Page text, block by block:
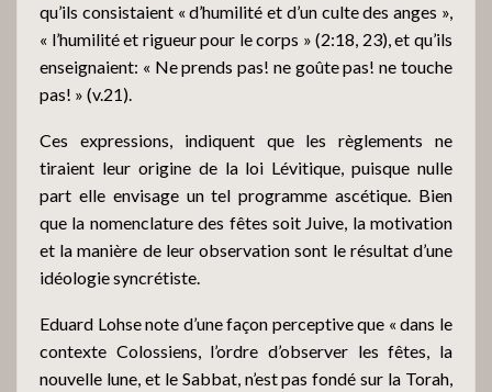
qu’ils consistaient « d’humilité et d’un culte des anges »,
« l’humilité et rigueur pour le corps » (2:18, 23), et qu’ils
enseignaient: « Ne prends pas! ne goûte pas! ne touche
pas! » (v.21).
Ces expressions, indiquent que les règlements ne
tiraient leur origine de la loi Lévitique, puisque nulle
part elle envisage un tel programme ascétique. Bien
que la nomenclature des fêtes soit Juive, la motivation
et la manière de leur observation sont le résultat d’une
idéologie syncrétiste.
Eduard Lohse note d’une façon perceptive que « dans le
contexte Colossiens, l’ordre d’observer les fêtes, la
nouvelle lune, et le Sabbat, n’est pas fondé sur la Torah,